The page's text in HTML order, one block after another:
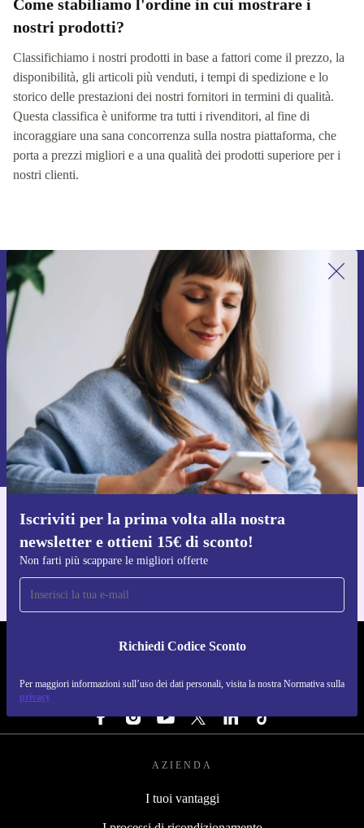
Come stabiliamo l'ordine in cui mostrare i
nostri prodotti?
Classifichiamo i nostri prodotti in base a fattori come il prezzo, la
disponibilità, gli articoli più venduti, i tempi di spedizione e lo
storico delle prestazioni dei nostri fornitori in termini di qualità.
Questa classifica è uniforme tra tutti i rivenditori, al fine di
incoraggiare una sana concorrenza sulla nostra piattaforma, che
porta a prezzi migliori e a una qualità dei prodotti superiore per i
nostri clienti.
Iscriviti per la prima volta alla nostra
newsletter e ottieni 15€ di sconto!
Non farti più scappare le migliori offerte
Richiedi Codice Sconto
Per maggiori informazioni sull’uso dei dati personali, visita la nostra Normativa sulla
privacy
Iscriviti per la prima volta alla nostra
newsletter e ottieni 15€ di sconto!
Non farti più scappare le migliori offerte.
Richiedi codice sconto
Per maggiori informazioni sull’uso dei dati personali, visita la nostra
Normativa sulla privacy
Scarica l'app di refurbed
Per iOS e Android
REFURBED ITALIA - RETHINK NEW.
SEGUICI SU
AZIENDA
I tuoi vantaggi